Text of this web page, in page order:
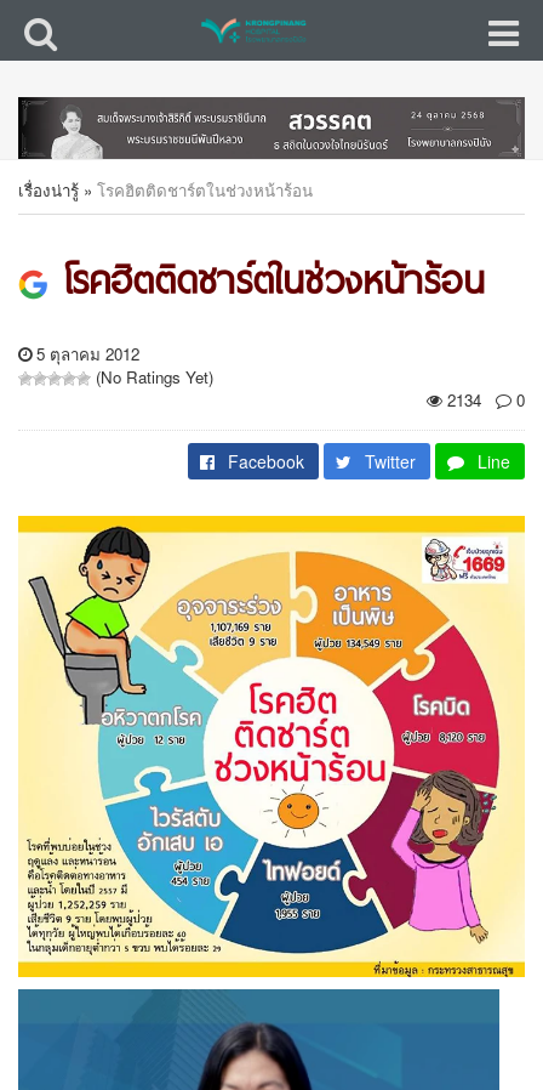
เรื่องน่ารู้ » โรคฮิตติดชาร์ตในช่วงหน้าร้อน
โรคฮิตติดชาร์ตในช่วงหน้าร้อน
5 ตุลาคม 2012
(No Ratings Yet)
2134
0
Facebook Twitter Line